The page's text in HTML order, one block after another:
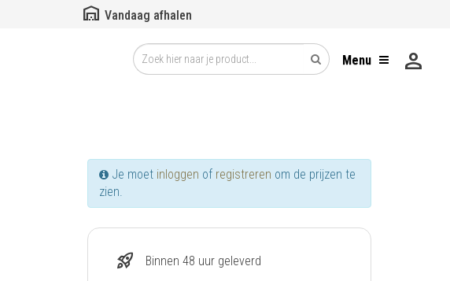
warehouse Vandaag afhalen
Menu person
Je moet inloggen of registreren om de prijzen te
zien.
rocket_launch Binnen 48 uur geleverd